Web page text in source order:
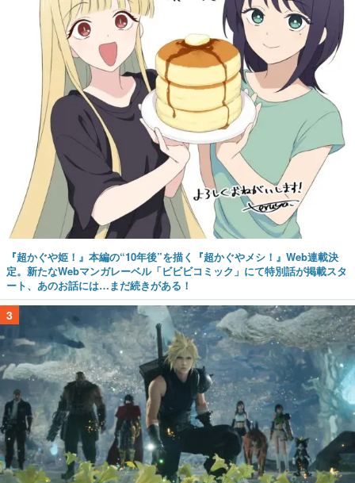
『超かぐや姫！』本編の“10年後”を描く『超かぐやメシ！』Web連載決
定。新たなWebマンガレーベル「ビビビコミック」にて特別話が掲載スタ
ート、あのお話には…まだ続きがある！
3